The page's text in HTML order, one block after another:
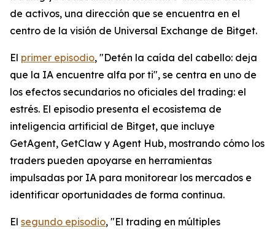
de activos, una dirección que se encuentra en el
centro de la visión de Universal Exchange de Bitget.
El primer episodio, "Detén la caída del cabello: deja
que la IA encuentre alfa por ti", se centra en uno de
los efectos secundarios no oficiales del trading: el
estrés. El episodio presenta el ecosistema de
inteligencia artificial de Bitget, que incluye
GetAgent, GetClaw y Agent Hub, mostrando cómo los
traders pueden apoyarse en herramientas
impulsadas por IA para monitorear los mercados e
identificar oportunidades de forma continua.
El segundo episodio, "El trading en múltiples